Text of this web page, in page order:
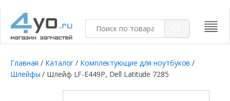
Главная / Каталог / Комплектующие для ноутбуков /
Шлейфы / Шлейф LF-E449P, Dell Latitude 7285